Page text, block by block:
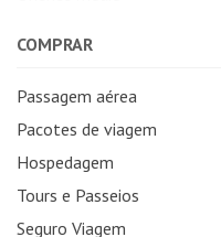
COMPRAR
Passagem aérea
Pacotes de viagem
Hospedagem
Tours e Passeios
Seguro Viagem